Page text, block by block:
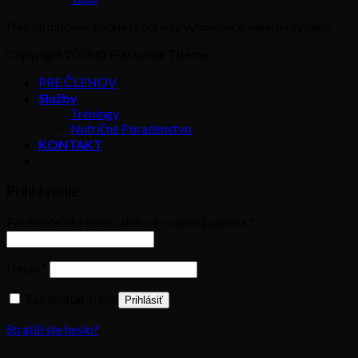
PRE ČLENOV
Služby
Tréningy
Nutričné Poradenstvo
KONTAKT
Prihlásiť
Stratili ste heslo?